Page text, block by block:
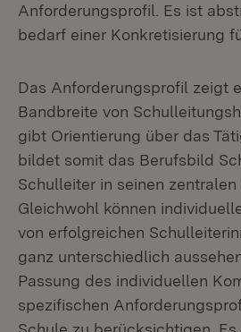
Anforderungsprofil. Es ist
bedarf einer Konkretisierung
Das Anforderungsprofil zeigt
Bandbreite von
gibt Orientierung über das
bildet somit das Berufsbild
Schulleiter in seinen zentralen
Gleichwohl können
von erfolgreichen
ganz unterschiedlich
Passung des individuellen
spezifischen